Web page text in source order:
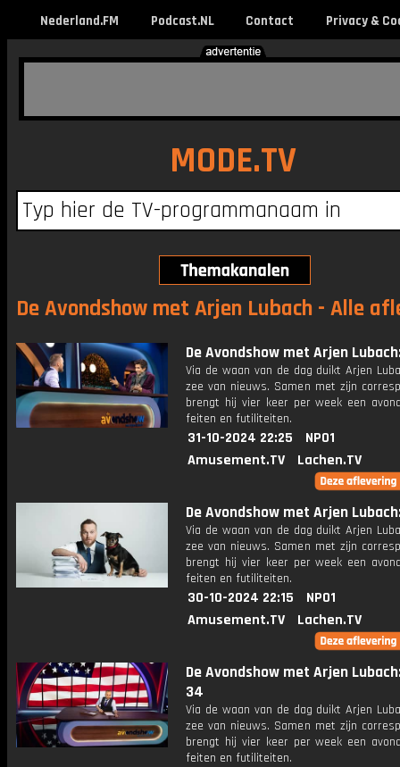
Nederland.FM Podcast.NL Contact Privacy &
MODE.TV
De Avondshow met Arjen Lubach - Alle
De Avondshow met Arjen
Via de waan van de dag duikt Arjen
zee van nieuws. Samen met zijn
brengt hij vier keer per week een
feiten en futiliteiten.
31-10-2024 22:25
NPO1
Amusement.TV
Lachen.TV
De Avondshow met Arjen
Via de waan van de dag duikt Arjen
zee van nieuws. Samen met zijn
brengt hij vier keer per week een
feiten en futiliteiten.
30-10-2024 22:15
NPO1
Amusement.TV
Lachen.TV
De Avondshow met Arjen
34
Via de waan van de dag duikt Arjen
zee van nieuws. Samen met zijn
brengt hij vier keer per week een
feiten en futiliteiten.